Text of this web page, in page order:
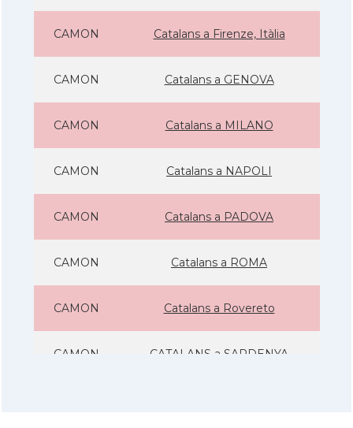
CAMON Catalans a Firenze, Itàlia
CAMON Catalans a GENOVA
CAMON Catalans a MILANO
CAMON Catalans a NAPOLI
CAMON Catalans a PADOVA
CAMON Catalans a ROMA
CAMON Catalans a Rovereto
CAMON CATALANS a SARDENYA